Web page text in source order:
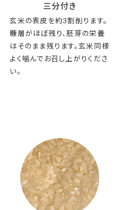
三分付き
玄米の表皮を約3割削ります。
糠層がほぼ残り、胚芽の栄養
はそのまま残ります。玄米同様
よく噛んでお召し上がりくださ
い。